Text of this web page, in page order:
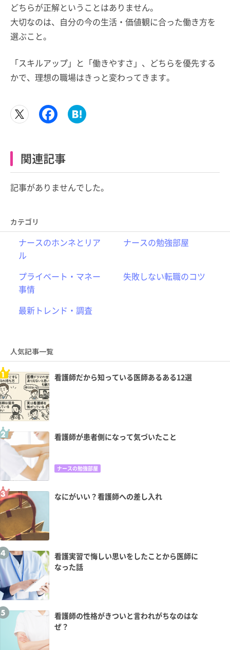
どちらが正解ということはありません。
大切なのは、自分の今の生活・価値観に合った働き方を
選ぶこと。
「スキルアップ」と「働きやすさ」、どちらを優先する
かで、理想の職場はきっと変わってきます。
関連記事
記事がありませんでした。
カテゴリ
ナースのホンネとリア
ル
ナースの勉強部屋
プライベート・マネー
事情
失敗しない転職のコツ
最新トレンド・調査
人気記事一覧
看護師だから知っている医師あるある12選
看護師が患者側になって気づいたこと
ナースの勉強部屋
なにがいい？看護師への差し入れ
看護実習で悔しい思いをしたことから医師に
なった話
看護師の性格がきついと言われがちなのはな
ぜ？